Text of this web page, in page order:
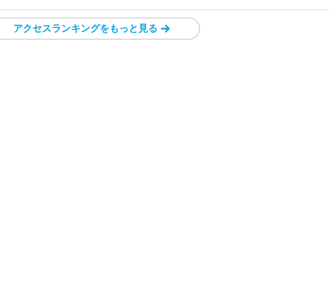
アクセスランキングをもっと見る